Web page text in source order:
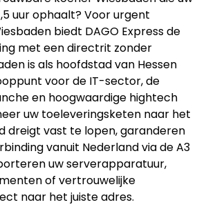
uur ophaalt? Voor urgent
biedt DAGO Express de
met een directrit zonder
is als hoofdstad van Hessen
voor de IT-sector, de
en hoogwaardige hightech
uw toeleveringsketen naar het
dreigt vast te lopen, garanderen
vanuit Nederland via de A3
uw serverapparatuur,
of vertrouwelijke
naar het juiste adres.